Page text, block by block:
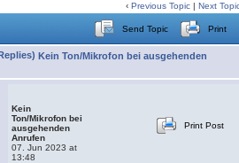
‹ Previous Topic | Next
Send Topic Print
Kein Ton/Mikrofon bei ausgehenden
Kein
Ton/Mikrofon bei
ausgehenden
Anrufen
07. Jun 2023 at
13:48
Print Post